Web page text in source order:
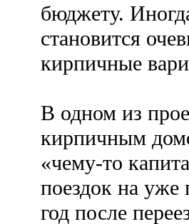
бюджету.
становится
кирпичные
В одном из
кирпичным
«чему-то
поездок на уже
год после